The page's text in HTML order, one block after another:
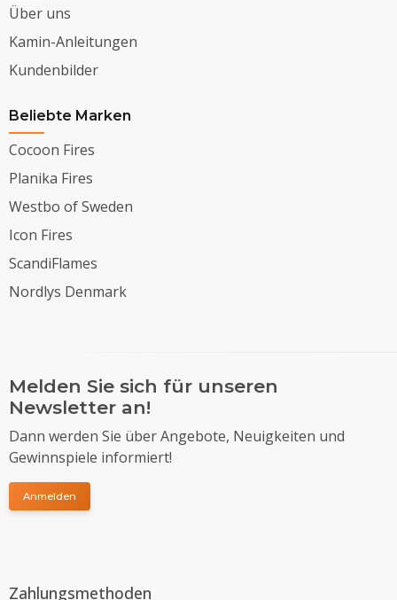
Über uns
Kamin-Anleitungen
Kundenbilder
Beliebte Marken
Cocoon Fires
Planika Fires
Westbo of Sweden
Icon Fires
ScandiFlames
Nordlys Denmark
Melden Sie sich für unseren
Newsletter an!
Dann werden Sie über Angebote, Neuigkeiten und
Gewinnspiele informiert!
Anmelden
Zahlungsmethoden